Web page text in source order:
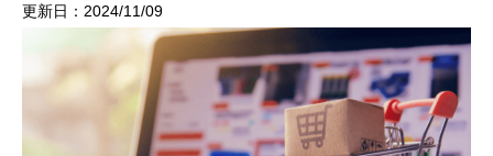
更新日：2024/11/09